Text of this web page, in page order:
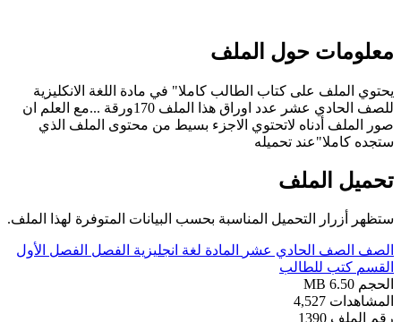
حول الملف
على كتاب الطالب كاملا" في مادة اللغة الانكليزية
للصف الحادي عشر عدد اوراق هذا الملف 170ورقة ...مع العلم ان
أدناه لاتحتوي الاجزء بسيط من محتوى الملف الذي
تحميله
الملف
التحميل المناسبة بحسب البيانات المتوفرة لهذا الملف.
الصف الحادي عشر المادة لغة انجليزية الفصل
الفصل الأول
كتب للطالب
6.50 MB
4,527
1390